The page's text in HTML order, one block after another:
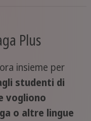
Plus
insieme per
studenti di
vogliono
o altre lingue